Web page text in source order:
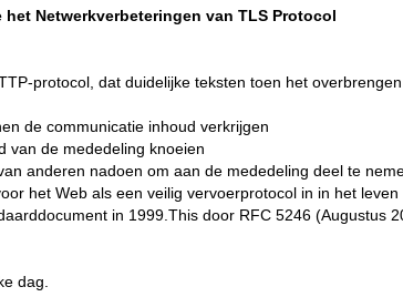
Netwerkverbeteringen van TLS Protocol
protocol, dat duidelijke teksten toen het
de communicatie inhoud verkrijgen
van de mededeling knoeien
anderen nadoen om aan de mededeling deel te
het Web als een veilig vervoerprotocol in in het
in 1999.This door RFC 5246 (Augustus
dag.